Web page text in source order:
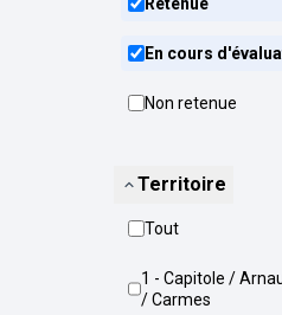
En cours
Non retenue
Territoire
Tout
1 - Capitole / Arnaud Bernard
/ Carmes